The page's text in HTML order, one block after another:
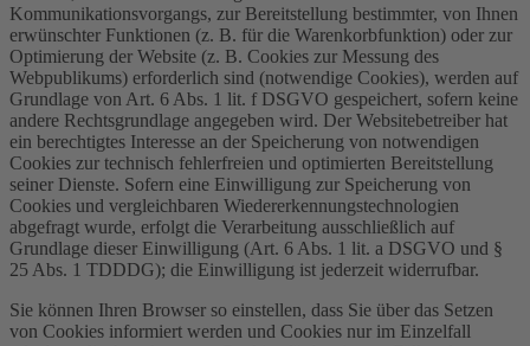
Kommunikationsvorgangs, zur Bereitstellung bestimmter, von Ihnen
erwünschter Funktionen (z. B. für die Warenkorbfunktion) oder zur
Optimierung der Website (z. B. Cookies zur Messung des
Webpublikums) erforderlich sind (notwendige Cookies), werden auf
Grundlage von Art. 6 Abs. 1 lit. f DSGVO gespeichert, sofern keine
andere Rechtsgrundlage angegeben wird. Der Websitebetreiber hat
ein berechtigtes Interesse an der Speicherung von notwendigen
Cookies zur technisch fehlerfreien und optimierten Bereitstellung
seiner Dienste. Sofern eine Einwilligung zur Speicherung von
Cookies und vergleichbaren Wiedererkennungstechnologien
abgefragt wurde, erfolgt die Verarbeitung ausschließlich auf
Grundlage dieser Einwilligung (Art. 6 Abs. 1 lit. a DSGVO und §
25 Abs. 1 TDDDG); die Einwilligung ist jederzeit widerrufbar.
Sie können Ihren Browser so einstellen, dass Sie über das Setzen
von Cookies informiert werden und Cookies nur im Einzelfall